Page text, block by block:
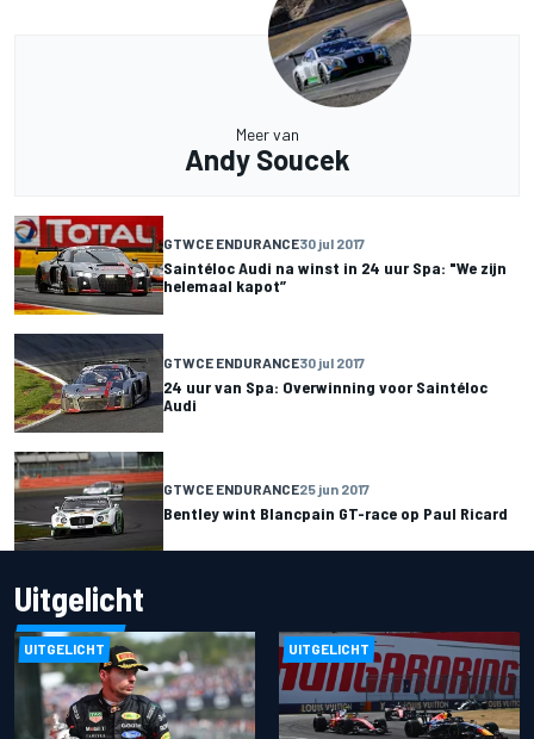
Meer van
Andy Soucek
GTWCE ENDURANCE30 jul 2017
Saintéloc Audi na winst in 24 uur Spa: "We zijn
helemaal kapot”
GTWCE ENDURANCE30 jul 2017
24 uur van Spa: Overwinning voor Saintéloc
Audi
GTWCE ENDURANCE25 jun 2017
Bentley wint Blancpain GT-race op Paul Ricard
Uitgelicht
UITGELICHT UITGELICHT